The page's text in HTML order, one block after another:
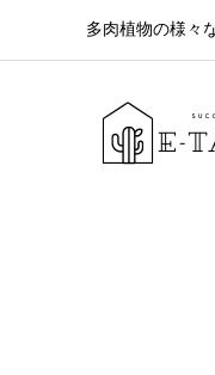
多肉植物の様々